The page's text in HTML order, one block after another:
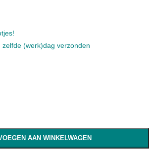
zelfde (werk)dag verzonden
AAN WINKELWAGEN